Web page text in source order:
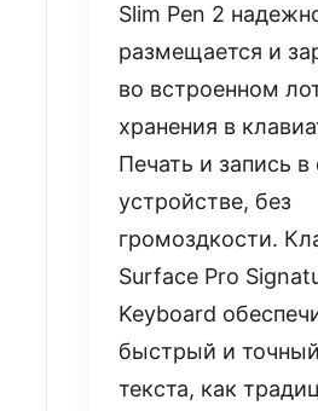
Slim Pen 2
размещается и
во встроенном
хранения в
Печать и запись
устройстве, без
громоздкости.
Surface Pro
Keyboard
быстрый и
текста, как